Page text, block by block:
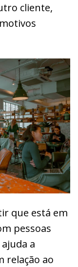
cliente,
que está em
pessoas
a
relação ao